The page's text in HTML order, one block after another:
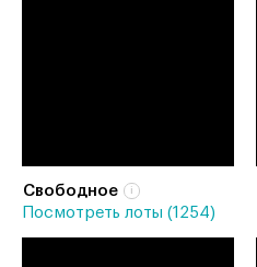
Свободное
Посмотреть лоты (1254)